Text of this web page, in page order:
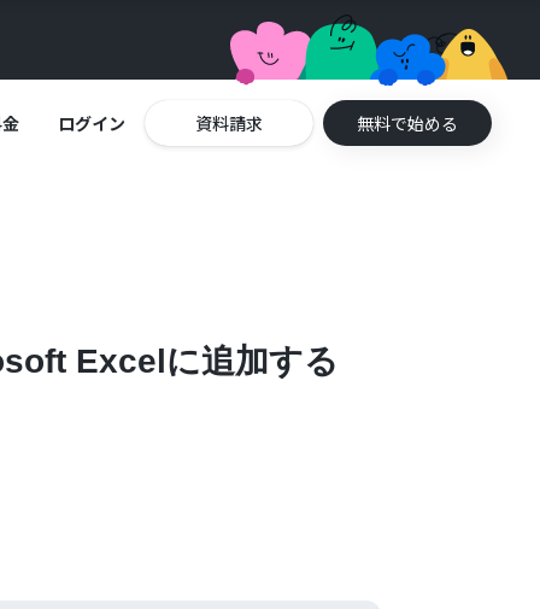
ログイン 資料請求 無料で始める
Excelに追加する